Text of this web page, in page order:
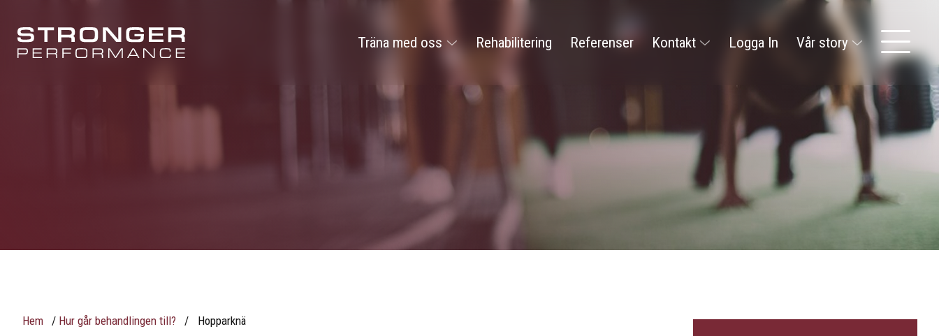
Träna med oss Rehabilitering Referenser Kontakt Logga In Vår story
Hem / Hur går behandlingen till? / Hopparknä